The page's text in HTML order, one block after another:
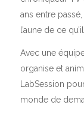
ans entre
l’aune de ce
Avec une
organise et
LabSession
monde de